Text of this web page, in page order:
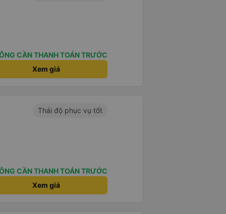
CẦN THANH TOÁN TRƯỚC
Xem giá
Thái độ phục vụ tốt
CẦN THANH TOÁN TRƯỚC
Xem giá